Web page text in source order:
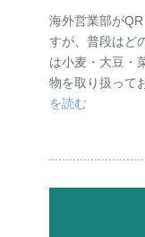
海外営業部が
すが、普段はど
は小麦・大豆・
物を取り扱って
を読む